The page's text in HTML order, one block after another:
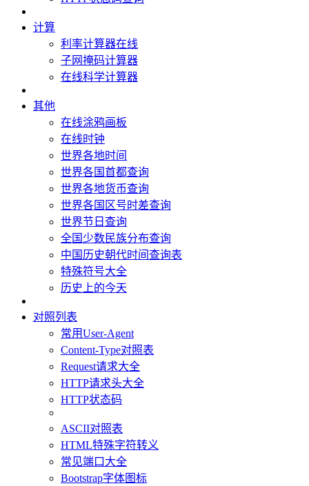
计算
利率计算器在线
子网掩码计算器
在线科学计算器
其他
在线涂鸦画板
在线时钟
世界各地时间
世界各国首都查询
世界各地货币查询
世界各国区号时差查询
世界节日查询
全国少数民族分布查询
中国历史朝代时间查询表
特殊符号大全
历史上的今天
对照列表
常用User-Agent
Content-Type对照表
Request请求大全
HTTP请求头大全
HTTP状态码
ASCII对照表
HTML特殊字符转义
常见端口大全
Bootstrap字体图标